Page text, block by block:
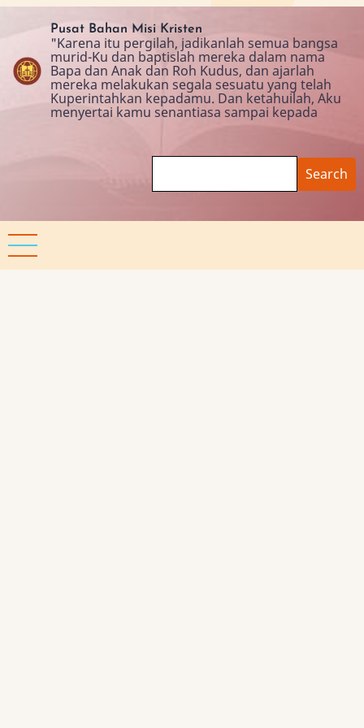
Skip
content
Pusat Bahan Misi Kristen
"Karena itu pergilah, jadikanlah semua bangsa
murid-Ku dan baptislah mereka dalam nama
Bapa dan Anak dan Roh Kudus, dan ajarlah
mereka melakukan segala sesuatu yang telah
Kuperintahkan kepadamu. Dan ketahuilah, Aku
menyertai kamu senantiasa sampai kepada